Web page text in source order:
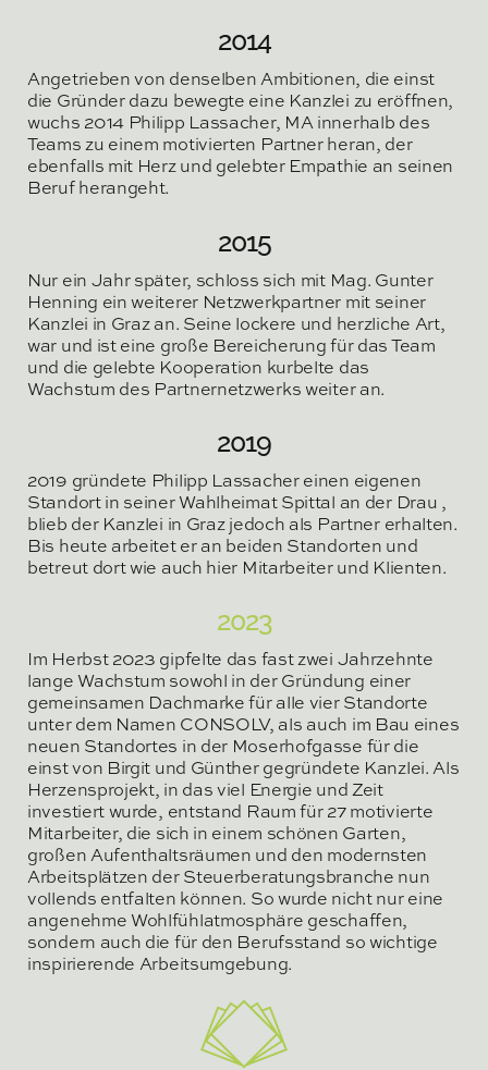
2014
Angetrieben von denselben Ambitionen, die einst
die Gründer dazu bewegte eine Kanzlei zu eröffnen,
wuchs 2014 Philipp Lassacher, MA innerhalb des
Teams zu einem motivierten Partner heran, der
ebenfalls mit Herz und gelebter Empathie an seinen
Beruf herangeht.
2015
Nur ein Jahr später, schloss sich mit Mag. Gunter
Henning ein weiterer Netzwerkpartner mit seiner
Kanzlei in Graz an. Seine lockere und herzliche Art,
war und ist eine große Bereicherung für das Team
und die gelebte Kooperation kurbelte das
Wachstum des Partnernetzwerks weiter an.
2019
2019 gründete Philipp Lassacher einen eigenen
Standort in seiner Wahlheimat Spittal an der Drau ,
blieb der Kanzlei in Graz jedoch als Partner erhalten.
Bis heute arbeitet er an beiden Standorten und
betreut dort wie auch hier Mitarbeiter und Klienten.
2023
Im Herbst 2023 gipfelte das fast zwei Jahrzehnte
lange Wachstum sowohl in der Gründung einer
gemeinsamen Dachmarke für alle vier Standorte
unter dem Namen CONSOLV, als auch im Bau eines
neuen Standortes in der Moserhofgasse für die
einst von Birgit und Günther gegründete Kanzlei. Als
Herzensprojekt, in das viel Energie und Zeit
investiert wurde, entstand Raum für 27 motivierte
Mitarbeiter, die sich in einem schönen Garten,
großen Aufenthaltsräumen und den modernsten
Arbeitsplätzen der Steuerberatungsbranche nun
vollends entfalten können. So wurde nicht nur eine
angenehme Wohlfühlatmosphäre geschaffen,
sondern auch die für den Berufsstand so wichtige
inspirierende Arbeitsumgebung.